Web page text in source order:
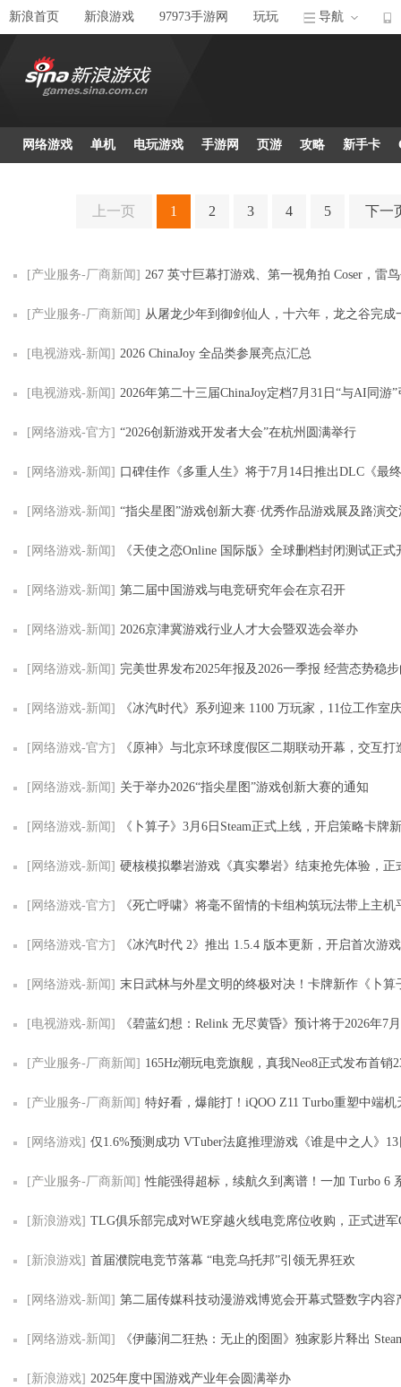
新浪首页 新浪游戏 97973手游网 玩玩 导航
网络游戏 单机 电玩游戏 手游网 页游 攻略 新手卡
上一页 1 2 3 4 5 下一
[产业服务-厂商新闻] 267 英寸巨幕打游戏、第一视角拍 Coser，雷鸟创新把 ChinaJoy
[产业服务-厂商新闻] 从屠龙少年到御剑仙人，十六年，龙之谷完成一场温和
[电视游戏-新闻] 2026 ChinaJoy 全品类参展亮点汇总
[电视游戏-新闻] 2026年第二十三届ChinaJoy定档7月31日“与AI同游”引领全球数
[网络游戏-官方] “2026创新游戏开发者大会”在杭州圆满举行
[网络游戏-新闻] 口碑佳作《多重人生》将于7月14日推出DLC《最
[网络游戏-新闻] “指尖星图”游戏创新大赛·优秀作品游戏展及路演交流
[网络游戏-新闻] 《天使之恋Online 国际版》全球删档封闭测试正式开放 多项游玩奖励
[网络游戏-新闻] 第二届中国游戏与电竞研究年会在京召开
[网络游戏-新闻] 2026京津冀游戏行业人才大会暨双选会举办
[网络游戏-新闻] 完美世界发布2025年报及2026一季报 经营态势稳
[网络游戏-新闻] 《冰汽时代》系列迎来 1100 万玩家，11位工作室庆祝旗下旗
[网络游戏-官方] 《原神》与北京环球度假区二期联动开幕，交互打
[网络游戏-新闻] 关于举办2026“指尖星图”游戏创新大赛的通知
[网络游戏-新闻] 《卜算子》3月6日Steam正式上线，开启策略卡牌
[网络游戏-新闻] 硬核模拟攀岩游戏《真实攀岩》结束抢先体验，正
[网络游戏-官方] 《死亡呼啸》将毫不留情的卡组构筑玩法带上主机
[网络游戏-官方] 《冰汽时代 2》推出 1.5.4 版本更新，开启首次游
[网络游戏-新闻] 末日武林与外星文明的终极对决！卡牌新作《卜算子》3月6日即将开
[电视游戏-新闻] 《碧蓝幻想：Relink 无尽黄昏》预计将于2026年7
[产业服务-厂商新闻] 165Hz潮玩电竞旗舰，真我Neo8正式发布首销
[产业服务-厂商新闻] 特好看，爆能打！iQOO Z11 Turbo重塑中端机天花板，首销优
[网络游戏] 仅1.6%预测成功 VTuber法庭推理游戏《谁是中之人》
[产业服务-厂商新闻] 性能强得超标，续航久到离谱！一加 Turbo 6 系列首销优惠
[新浪游戏] TLG俱乐部完成对WE穿越火线电竞席位收购，正式进军
[新浪游戏] 首届濮院电竞节落幕 “电竞乌托邦”引领无界狂欢
[网络游戏-新闻] 第二届传媒科技动漫游戏博览会开幕式暨数字内容产业峰会在四
[网络游戏-新闻] 《伊藤润二狂热：无止的囹圄》独家影片释出 Steam冬季特卖限
[新浪游戏] 2025年度中国游戏产业年会圆满举办